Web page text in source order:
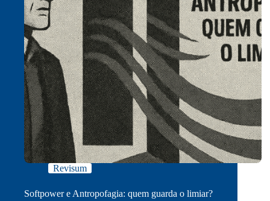
Revisum
Softpower e Antropofagia: quem guarda o limiar?